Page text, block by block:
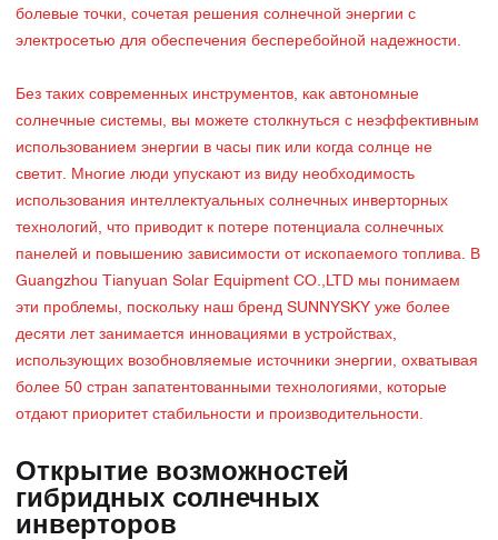
болевые точки, сочетая решения солнечной энергии с
электросетью для обеспечения бесперебойной надежности.
Без таких современных инструментов, как автономные
солнечные системы, вы можете столкнуться с неэффективным
использованием энергии в часы пик или когда солнце не
светит. Многие люди упускают из виду необходимость
использования интеллектуальных солнечных инверторных
технологий, что приводит к потере потенциала солнечных
панелей и повышению зависимости от ископаемого топлива. В
Guangzhou Tianyuan Solar Equipment CO.,LTD мы понимаем
эти проблемы, поскольку наш бренд SUNNYSKY уже более
десяти лет занимается инновациями в устройствах,
использующих возобновляемые источники энергии, охватывая
более 50 стран запатентованными технологиями, которые
отдают приоритет стабильности и производительности.
Открытие возможностей
гибридных солнечных
инверторов